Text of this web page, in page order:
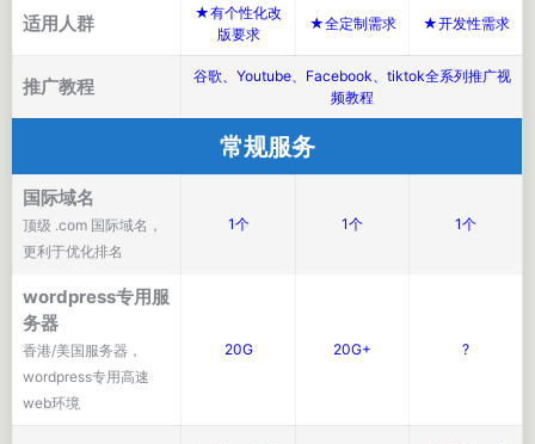
适用人群
★有个性化改
版要求
★全定制需求 ★开发性需求
推广教程
谷歌、Youtube、Facebook、tiktok全系列推广视
频教程
常规服务
国际域名
顶级 .com 国际域名，
更利于优化排名
1个 1个 1个
wordpress专用服
务器
香港/美国服务器，
wordpress专用高速
web环境
20G 20G+ ?